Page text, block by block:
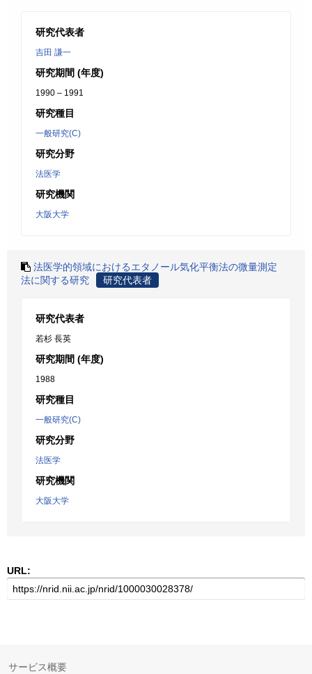
研究代表者
吉田 謙一
研究期間 (年度)
1990 – 1991
研究種目
一般研究(C)
研究分野
法医学
研究機関
大阪大学
法医学的領域におけるエタノール気化平衡法の微量測定
法に関する研究
研究代表者
研究代表者
若杉 長英
研究期間 (年度)
1988
研究種目
一般研究(C)
研究分野
法医学
研究機関
大阪大学
URL:
サービス概要